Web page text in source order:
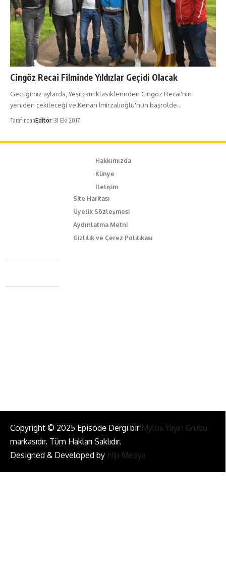
Cingöz Recai Filminde Yıldızlar Geçidi Olacak
Geçtiğimiz aylarda, Yeşilçam klasiklerinden Cingöz Recai'nin
yeniden çekileceği ve Kenan İmirzalıoğlu'nun başrolde…
TarafındanEditör 31 Eki 2017
Hakkımızda
Künye
İletişim
Site Haritası
Üyelik Sözleşmesi
Aydınlatma Metni
Gizlilik ve Çerez Politikası
Caferağa Mah. Dr. Şakir Paşa Sok. No3/A Kadıköy İstanbul
+90 543 345 46 00
Copyright © 2025 Episode Dergi bir Mylos Yayın Grubu
markasıdır. Tüm Hakları Saklıdır.
Designed & Developed by Hip Medya